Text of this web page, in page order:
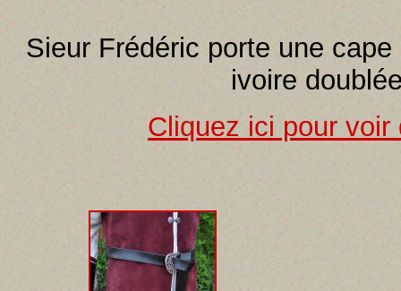
Sieur Frédéric porte une
ivoire
Cliquez ici pour